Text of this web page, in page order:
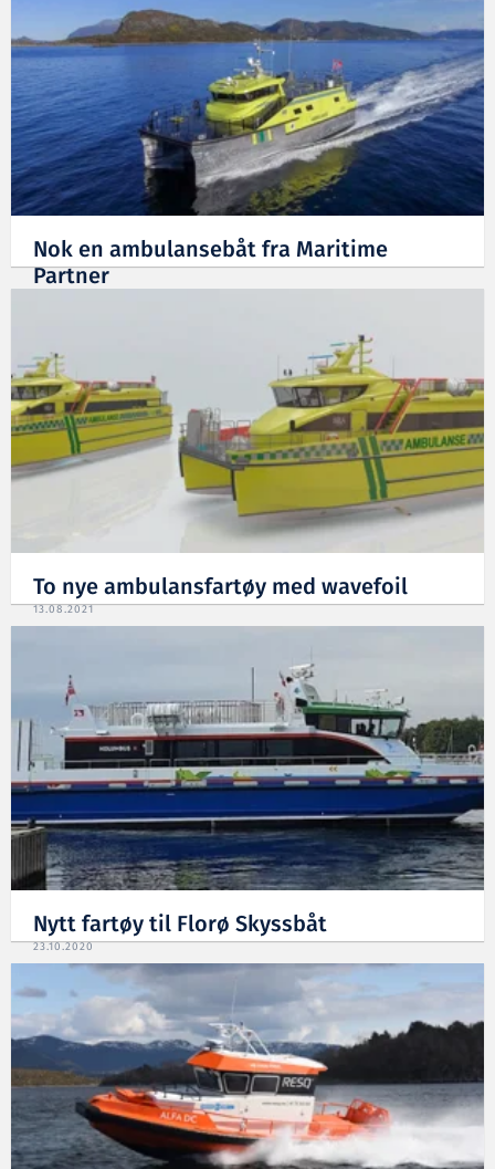
Nok en ambulansebåt fra Maritime
Partner
To nye ambulansfartøy med wavefoil
13.08.2021
Nytt fartøy til Florø Skyssbåt
23.10.2020